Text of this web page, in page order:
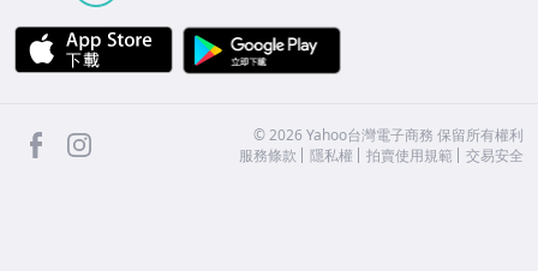
APP Store
facebook ©2026 Yahoo台灣電子商務 保留所有權利
服務條款
隱私權 拍賣使用規範 交易安全